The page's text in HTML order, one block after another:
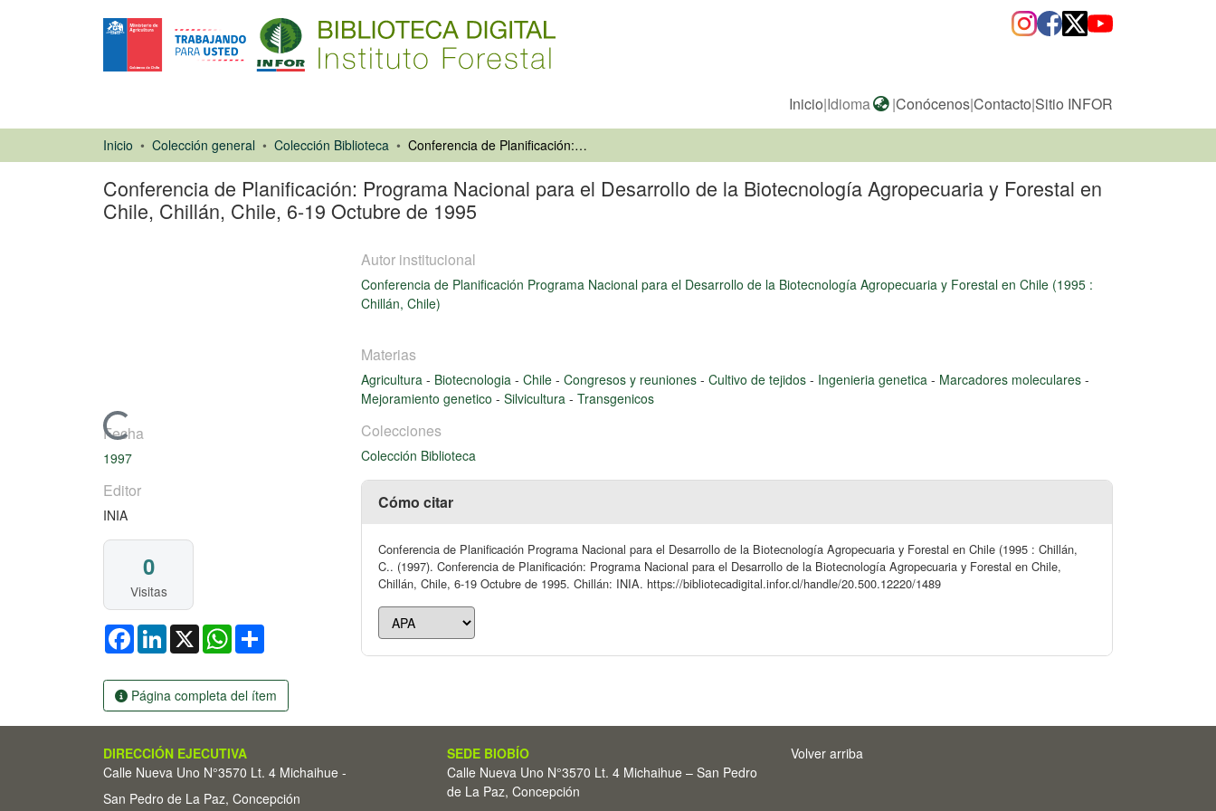
Inicio|Idioma |Conócenos|Contacto|Sitio INFOR
Inicio Colección general Colección Biblioteca Conferencia de Planificación: Programa Nacional para el Desarrollo de la Biotecnología Agropecuaria y Forestal en Chile, Chillán, Chile, 6-19 Octubre de 1995
Conferencia de Planificación: Programa Nacional para el Desarrollo de la Biotecnología Agropecuaria y Forestal en
Chile, Chillán, Chile, 6-19 Octubre de 1995
Cargando...
Fecha
1997
Editor
INIA
0
Visitas
FacebookLinkedIn
X WhatsApp
Página completa del ítem
Autor institucional
Conferencia de Planificación Programa Nacional para el Desarrollo de la Biotecnología Agropecuaria y Forestal en Chile (1995 :
Chillán, Chile)
Materias
Agricultura - Biotecnologia - Chile - Congresos y reuniones - Cultivo de tejidos - Ingenieria genetica - Marcadores moleculares -
Mejoramiento genetico - Silvicultura - Transgenicos
Colecciones
Colección Biblioteca
Cómo citar
Conferencia de Planificación Programa Nacional para el Desarrollo de la Biotecnología Agropecuaria y Forestal en Chile (1995 : Chillán,
C.. (1997). Conferencia de Planificación: Programa Nacional para el Desarrollo de la Biotecnología Agropecuaria y Forestal en Chile,
Chillán, Chile, 6-19 Octubre de 1995. Chillán: INIA. https://bibliotecadigital.infor.cl/handle/20.500.12220/1489
DIRECCIÓN EJECUTIVA
Calle Nueva Uno N°3570 Lt. 4 Michaihue -
San Pedro de La Paz, Concepción
SEDE BIOBÍO
Calle Nueva Uno N°3570 Lt. 4 Michaihue – San Pedro
de La Paz, Concepción
Volver arriba